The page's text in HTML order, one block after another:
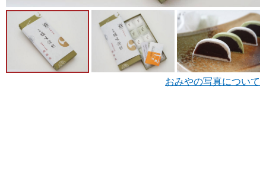
おみやの写真について